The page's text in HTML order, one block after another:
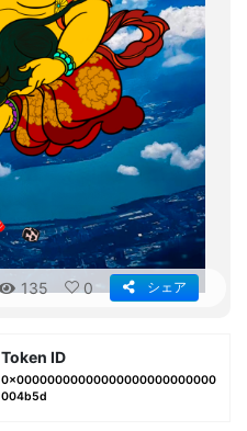
135 0 シェア
Token ID
0x00000000000000000000000000
004b5d